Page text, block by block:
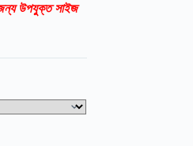
জন্য উপযুক্ত সাইজ